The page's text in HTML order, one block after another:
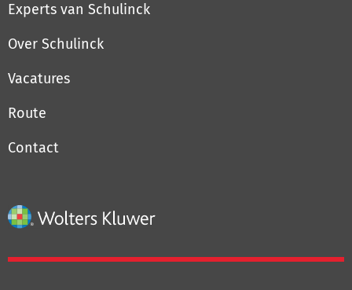
Experts van Schulinck
Over Schulinck
Vacatures
Route
Contact